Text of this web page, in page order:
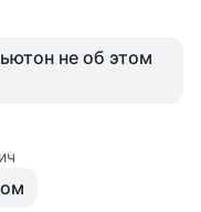
не об этом